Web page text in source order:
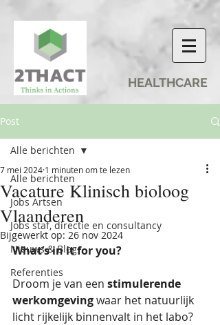
HEALTHCARE
Post
Alle berichten
Jobs Artsen
Jobs staf, directie en consultancy
Nieuws & Blog
Referenties
Alle berichten
Vacature Klinisch bioloog
Vlaanderen
7 mei 2024 1 minuten om te lezen
Bijgewerkt op: 26 nov 2024
What’s in it for you?
Droom je van een stimulerende
werkomgeving waar het natuurlijk
licht rijkelijk binnenvalt in het labo?